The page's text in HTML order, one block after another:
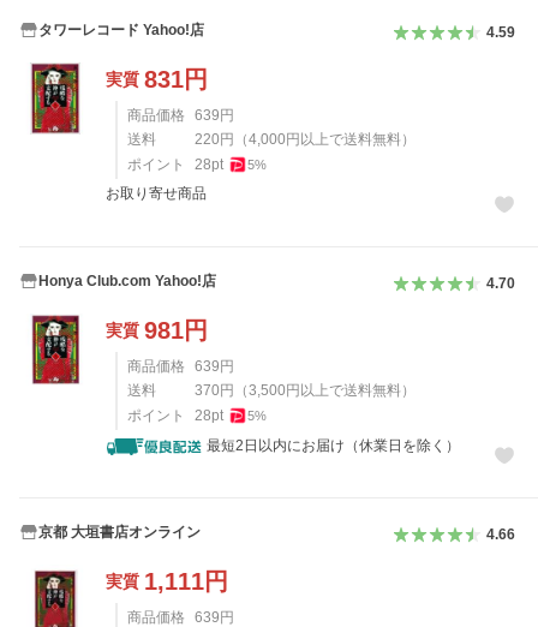
タワーレコード Yahoo!店 4.59
実質 831円
商品価格 639 円
送料
220 円 （4,000 円以上で送料無料）
ポイント
28pt 5%
お取り寄せ商品
Honya Club.com Yahoo!店 4.70
実質 981円
商品価格 639 円
送料
370 円 （3,500 円以上で送料無料）
ポイント
28pt 5%
最短2日以内にお届け（休業日を除く）
京都 大垣書店オンライン 4.66
実質 1,111円
商品価格 639 円